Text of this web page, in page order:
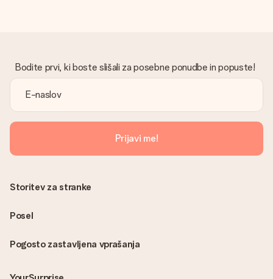
Bodite prvi, ki boste slišali za posebne ponudbe in popuste!
Prijavi me!
Pogosto zastavljena vprašanja
Storitev za stranke
Posel